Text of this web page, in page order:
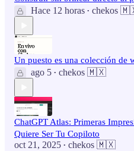
Hace 12 horas • chekos
Un puesto es una colección de
ago 5 • chekos 🇲🇽
ChatGPT Atlas: Primeras
Quiere Ser Tu Copiloto
oct 21, 2025 • chekos 🇲🇽